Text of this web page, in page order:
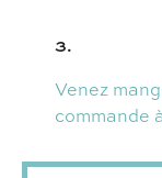
3.
Venez
commande